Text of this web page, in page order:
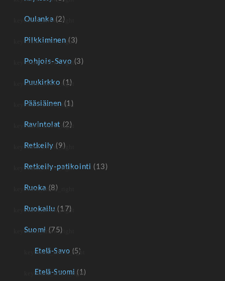
Oulanka (2)
Pilkkiminen (3)
Pohjois-Savo (3)
Puukirkko (1)
Pääsiäinen (1)
Ravintolat (2)
Retkeily (9)
Retkeily-patikointi (13)
Ruoka (8)
Ruokailu (17)
Suomi (75)
Etelä-Savo (5)
Etelä-Suomi (1)